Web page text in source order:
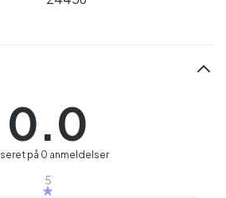
0.0
på 0 anmeldelser
5